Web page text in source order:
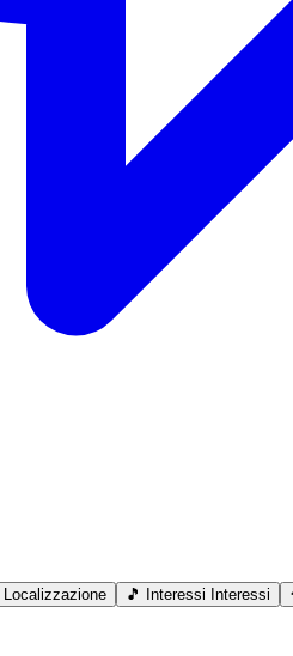
Localizzazione 🎵 Interessi Interessi